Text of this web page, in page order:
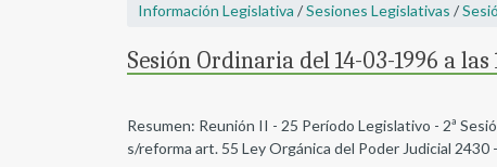
Información Legislativa /Sesiones Legislativas /
Sesión Ordinaria del 14-03-1996 a
Resumen: Reunión II - 25 Período Legislativo - 2ª
s/reforma art. 55 Ley Orgánica del Poder Judicial